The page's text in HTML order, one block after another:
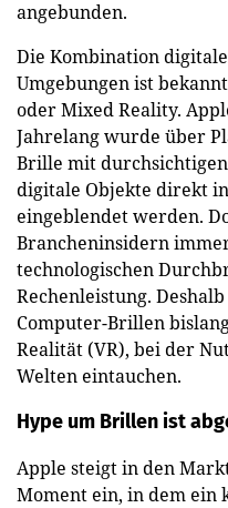
angebunden.
Die Kombination
Umgebungen ist
oder Mixed Reality.
Jahrelang wurde über
Brille mit
digitale Objekte direkt
eingeblendet werden.
Brancheninsidern
technologischen
Rechenleistung.
Computer-Brillen
Realität (VR), bei der
Welten eintauchen.
Hype um Brillen ist
Apple steigt in den
Moment ein, in dem